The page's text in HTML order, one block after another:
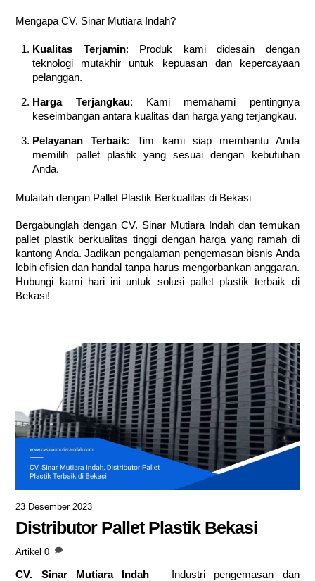
Mengapa CV. Sinar Mutiara Indah?
Kualitas Terjamin: Produk kami didesain dengan
teknologi mutakhir untuk kepuasan dan kepercayaan
pelanggan.
Harga Terjangkau: Kami memahami pentingnya
keseimbangan antara kualitas dan harga yang terjangkau.
Pelayanan Terbaik: Tim kami siap membantu Anda
memilih pallet plastik yang sesuai dengan kebutuhan
Anda.
Mulailah dengan Pallet Plastik Berkualitas di Bekasi
Bergabunglah dengan CV. Sinar Mutiara Indah dan temukan
pallet plastik berkualitas tinggi dengan harga yang ramah di
kantong Anda. Jadikan pengalaman pengemasan bisnis Anda
lebih efisien dan handal tanpa harus mengorbankan anggaran.
Hubungi kami hari ini untuk solusi pallet plastik terbaik di
Bekasi!
23 Desember 2023
Distributor Pallet Plastik Bekasi
Artikel 0
CV. Sinar Mutiara Indah– Industri pengemasan dan